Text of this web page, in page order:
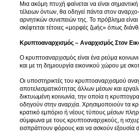
Μια ακόμη πτυχή φαίνεται να είναι
τέλειων όντων, θα οδηγεί πάντα στον
αρνητικών συνεπειών της. Το πρόβλημα
σκέφτεται τέτοιες «μορφές ζωής» όπως
Κρυπτοαναρχισμός – Αναρχισμός Στον
Ο κρυπτοαναρχισμός είναι ένα ρεύμα
και με τη δημιουργία εικονικού χώρου με
Οι υποστηρικτές του κρυπτοαναρχισμού
αποτελεσματικότητας άλλων μέσων και
δικτυωμένη κοινωνία, την οποία η
οδηγούν στην αναρχία. Χρησιμοποιούν τα
κρατικό εμπόριο ή νέους τύπους μέσων
σύμφωνα με τους κρυπτοαναρχικούς, η
εισπράττουν φόρους και να ασκούν